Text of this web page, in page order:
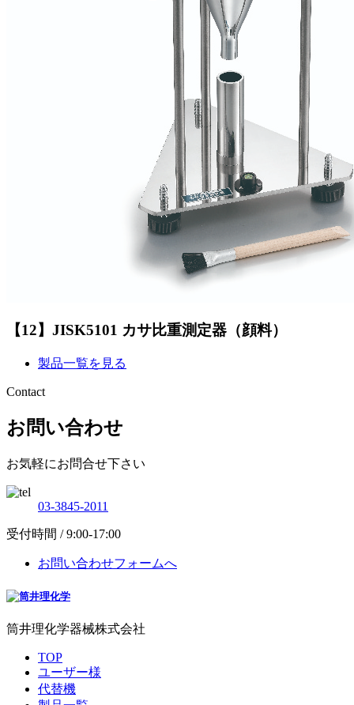
【12】JISK5101 カサ比重測定器（顔料）
製品一覧を見る
Contact
お問い合わせ
お気軽にお問合せ下さい
03-3845-2011
受付時間 / 9:00-17:00
お問い合わせフォームへ
筒井理化学器械株式会社
TOP
ユーザー様
代替機